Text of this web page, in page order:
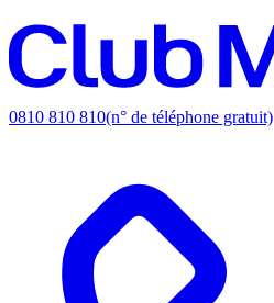
0810 810 810(n° de téléphone gratuit)